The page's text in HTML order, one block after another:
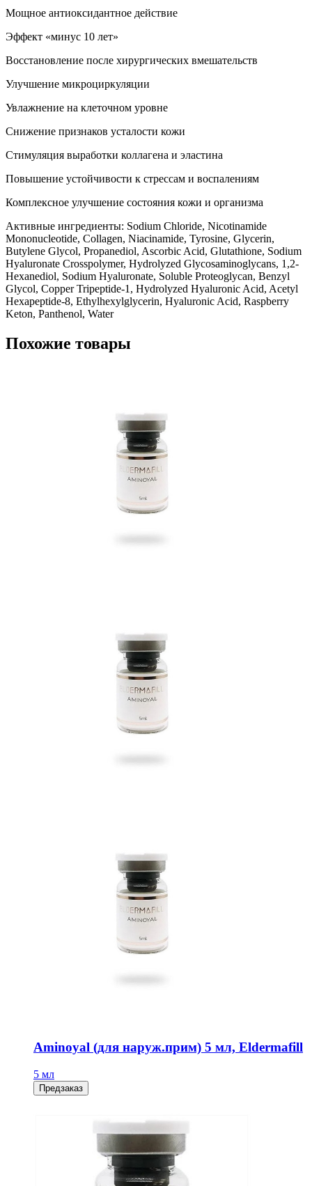
Мощное антиоксидантное действие
Эффект «минус 10 лет»
Восстановление после хирургических вмешательств
Улучшение микроциркуляции
Увлажнение на клеточном уровне
Снижение признаков усталости кожи
Стимуляция выработки коллагена и эластина
Повышение устойчивости к стрессам и воспалениям
Комплексное улучшение состояния кожи и организма
Активные ингредиенты: Sodium Chloride, Nicotinamide
Mononucleotide, Collagen, Niacinamide, Tyrosine, Glycerin,
Butylene Glycol, Propanediol, Ascorbic Acid, Glutathione, Sodium
Hyaluronate Crosspolymer, Hydrolyzed Glycosaminoglycans, 1,2-
Hexanediol, Sodium Hyaluronate, Soluble Proteoglycan, Benzyl
Glycol, Copper Tripeptide-1, Hydrolyzed Hyaluronic Acid, Acetyl
Hexapeptide-8, Ethylhexylglycerin, Hyaluronic Acid, Raspberry
Keton, Panthenol, Water
Похожие товары
Aminoyal (для наруж.прим) 5 мл, Eldermafill
5 мл
Предзаказ